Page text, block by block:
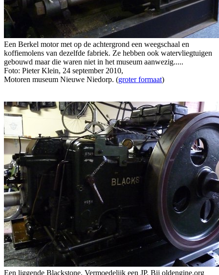
Een Berkel motor met op de achtergrond een weegschaal en
koffiemolens van dezelfde fabriek. Ze hebben ook watervliegtuigen
gebouwd maar die waren niet in het museum aanwezig.....
Foto: Pieter Klein, 24 september 2010,
Motoren museum Nieuwe Niedorp. (groter formaat)
Een liggende Blackstone. Vermoedelijk een JP. Bij oldengine.org